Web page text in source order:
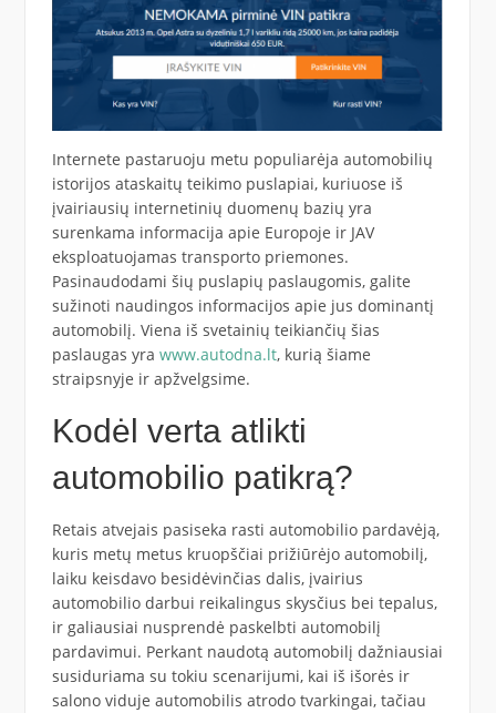
Internete pastaruoju metu populiarėja automobilių
istorijos ataskaitų teikimo puslapiai, kuriuose iš
įvairiausių internetinių duomenų bazių yra
surenkama informacija apie Europoje ir JAV
eksploatuojamas transporto priemones.
Pasinaudodami šių puslapių paslaugomis, galite
sužinoti naudingos informacijos apie jus dominantį
automobilį. Viena iš svetainių teikiančių šias
paslaugas yra www.autodna.lt, kurią šiame
straipsnyje ir apžvelgsime.
Kodėl verta atlikti
automobilio patikrą?
Retais atvejais pasiseka rasti automobilio pardavėją,
kuris metų metus kruopščiai prižiūrėjo automobilį,
laiku keisdavo besidėvinčias dalis, įvairius
automobilio darbui reikalingus skysčius bei tepalus,
ir galiausiai nusprendė paskelbti automobilį
pardavimui. Perkant naudotą automobilį dažniausiai
susiduriama su tokiu scenarijumi, kai iš išorės ir
salono viduje automobilis atrodo tvarkingai, tačiau